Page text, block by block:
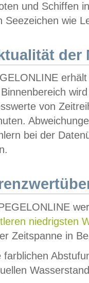
und Schiffen
Seezeichen wie
der
von
bei der
niedrigsten
Zeitspanne in
farblichen